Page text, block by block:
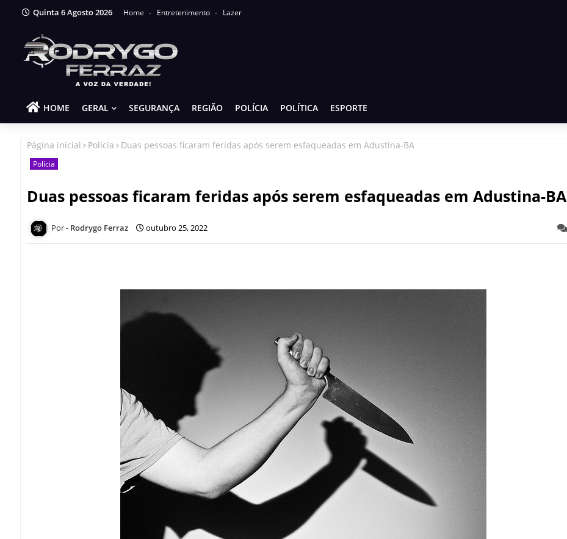
Quinta 6 Agosto 2026 Home Entretenimento Lazer
HOME GERAL SEGURANÇA REGIÃO POLÍCIA POLÍTICA ESPORTE
Página inicial Polícia Duas pessoas ficaram feridas após serem esfaqueadas em Adustina-BA
Polícia
Duas pessoas ficaram feridas após serem esfaqueadas em Adustina-BA
Rodrygo Ferraz outubro 25, 2022